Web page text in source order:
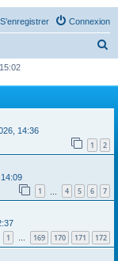
Connexion
S’enregistrer
r
c
e
14:36
1 2
1 4 5 6 7
1 … 169 170 171 172